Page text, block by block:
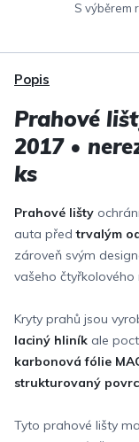
S výběrem
Popis
Prahové
2017 •
ks
Prahové lišty
auta předtrvalým
zároveň svým
vašeho čtyřkolového
Kryty prahů jsou
laciný hliník ale
karbonová fólie
strukturovaný
Tyto prahové lišty